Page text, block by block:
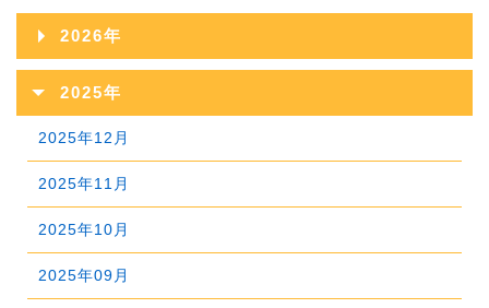
2026年
2026年08月
2025年
2025年12月
2025年11月
2025年10月
2025年09月